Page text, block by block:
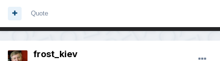
Quote
frost_kiev